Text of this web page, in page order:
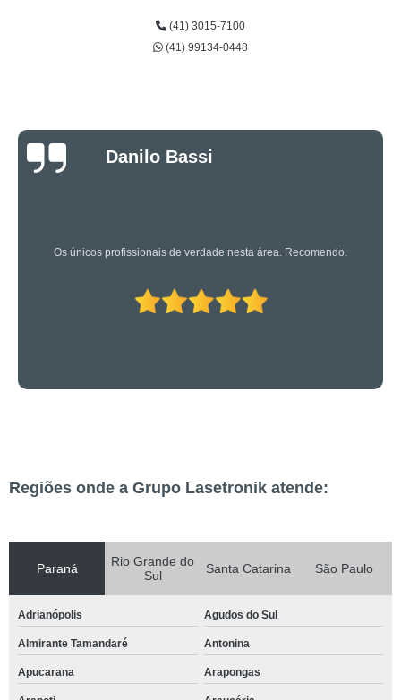
(41) 3015-7100
(41) 99134-0448
Luciano Rueda
Oliveira
Os caras são bons mesmo! Profissionais de primeira!
Regiões onde a Grupo Lasetronik atende:
Paraná
Rio Grande do
Sul
Santa Catarina São Paulo
Adrianópolis Agudos do Sul
Almirante Tamandaré Antonina
Apucarana Arapongas